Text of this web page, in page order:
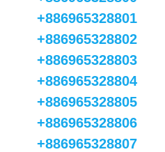
+886965328801
+886965328802
+886965328803
+886965328804
+886965328805
+886965328806
+886965328807